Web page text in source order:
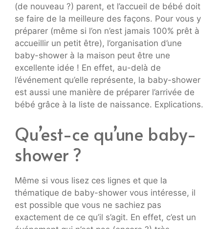
(de nouveau ?) parent, et l’accueil de bébé doit
se faire de la meilleure des façons. Pour vous y
préparer (même si l’on n’est jamais 100% prêt à
accueillir un petit être), l’organisation d’une
baby-shower à la maison peut être une
excellente idée ! En effet, au-delà de
l’événement qu’elle représente, la baby-shower
est aussi une manière de préparer l’arrivée de
bébé grâce à la liste de naissance. Explications.
Qu’est-ce qu’une baby-
shower ?
Même si vous lisez ces lignes et que la
thématique de baby-shower vous intéresse, il
est possible que vous ne sachiez pas
exactement de ce qu’il s’agit. En effet, c’est un